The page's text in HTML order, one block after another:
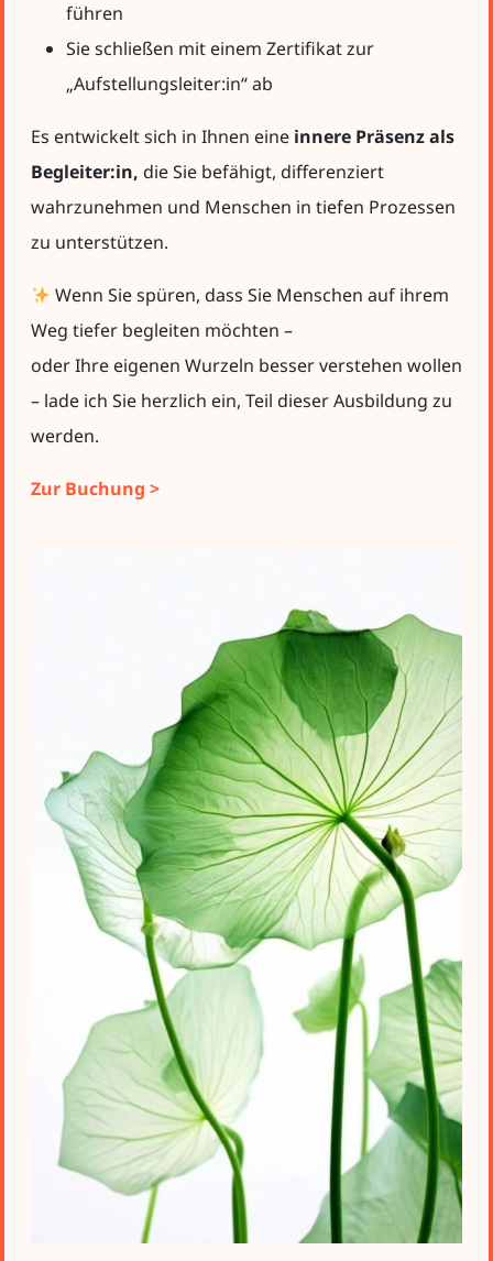
führen
Sie schließen mit einem Zertifikat zur
„Aufstellungsleiter:in“ ab
Es entwickelt sich in Ihnen eine innere Präsenz als
Begleiter:in, die Sie befähigt, differenziert
wahrzunehmen und Menschen in tiefen Prozessen
zu unterstützen.
Wenn Sie spüren, dass Sie Menschen auf ihrem
Weg tiefer begleiten möchten –
oder Ihre eigenen Wurzeln besser verstehen wollen
– lade ich Sie herzlich ein, Teil dieser Ausbildung zu
werden.
Zur Buchung >